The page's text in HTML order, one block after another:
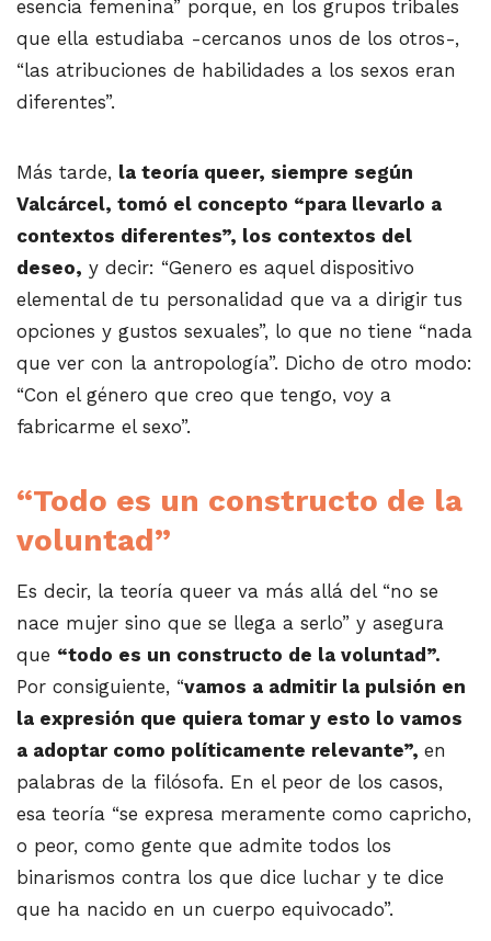
esencia femenina” porque, en los grupos tribales
que ella estudiaba -cercanos unos de los otros-,
“las atribuciones de habilidades a los sexos eran
diferentes”.
Más tarde, la teoría queer, siempre según
Valcárcel, tomó el concepto “para llevarlo a
contextos diferentes”, los contextos del
deseo, y decir: “Genero es aquel dispositivo
elemental de tu personalidad que va a dirigir tus
opciones y gustos sexuales”, lo que no tiene “nada
que ver con la antropología”. Dicho de otro modo:
“Con el género que creo que tengo, voy a
fabricarme el sexo”.
“Todo es un constructo de la
voluntad”
Es decir, la teoría queer va más allá del “no se
nace mujer sino que se llega a serlo” y asegura
que “todo es un constructo de la voluntad”.
Por consiguiente, “vamos a admitir la pulsión en
la expresión que quiera tomar y esto lo vamos
a adoptar como políticamente relevante”, en
palabras de la filósofa. En el peor de los casos,
esa teoría “se expresa meramente como capricho,
o peor, como gente que admite todos los
binarismos contra los que dice luchar y te dice
que ha nacido en un cuerpo equivocado”.